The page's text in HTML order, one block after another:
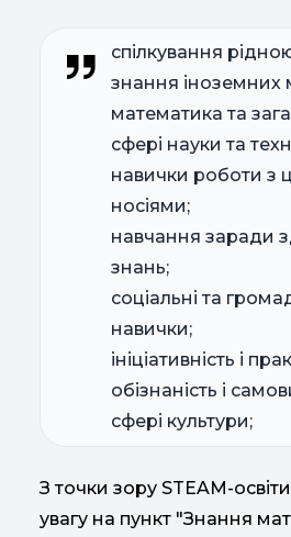
спілкування
знання іноземних
математика та
сфері науки та
навички роботи з
носіями;
навчання заради
знань;
соціальні та
навички;
ініціативність і
обізнаність і
сфері культури;
З точки зору STEAM-
увагу на пункт "Знання